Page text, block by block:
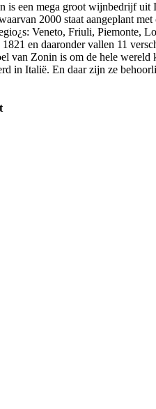
is een mega groot wijnbedrijf uit
2000 staat aangeplant
Veneto, Friuli, Piemonte,
en daaronder vallen 11
van Zonin is om de hele wereld
in Italië. En daar zijn ze